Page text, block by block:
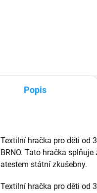
Popis
Textilní hračka pro děti od
BRNO. Tato hračka
atestem státní zkušebny.
Textilní hračka pro děti od